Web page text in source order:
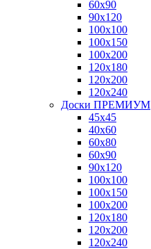
60x90
90x120
100x100
100x150
100x200
120x180
120x200
120x240
Доски ПРЕМИУМ
45x45
40x60
60x80
60x90
90x120
100x100
100x150
100x200
120x180
120x200
120x240